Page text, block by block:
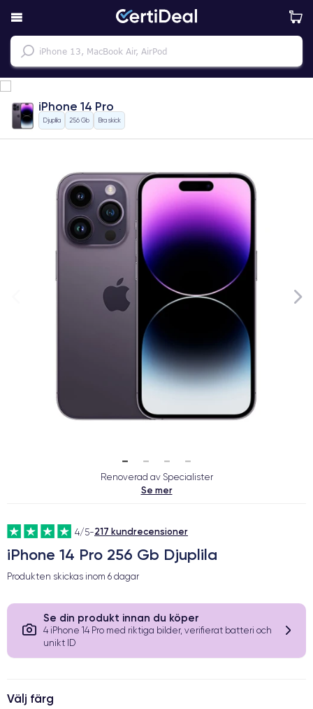
iPhone 14 Pro
Djuplila 256 Gb Bra skick
Renoverad av Specialister
Se mer
4/5-217 kundrecensioner
iPhone 14 Pro 256 Gb Djuplila
Produkten skickas inom 6 dagar
Se din produkt innan du köper
4 iPhone 14 Pro med riktiga bilder, verifierat batteri och
unikt ID
Välj färg